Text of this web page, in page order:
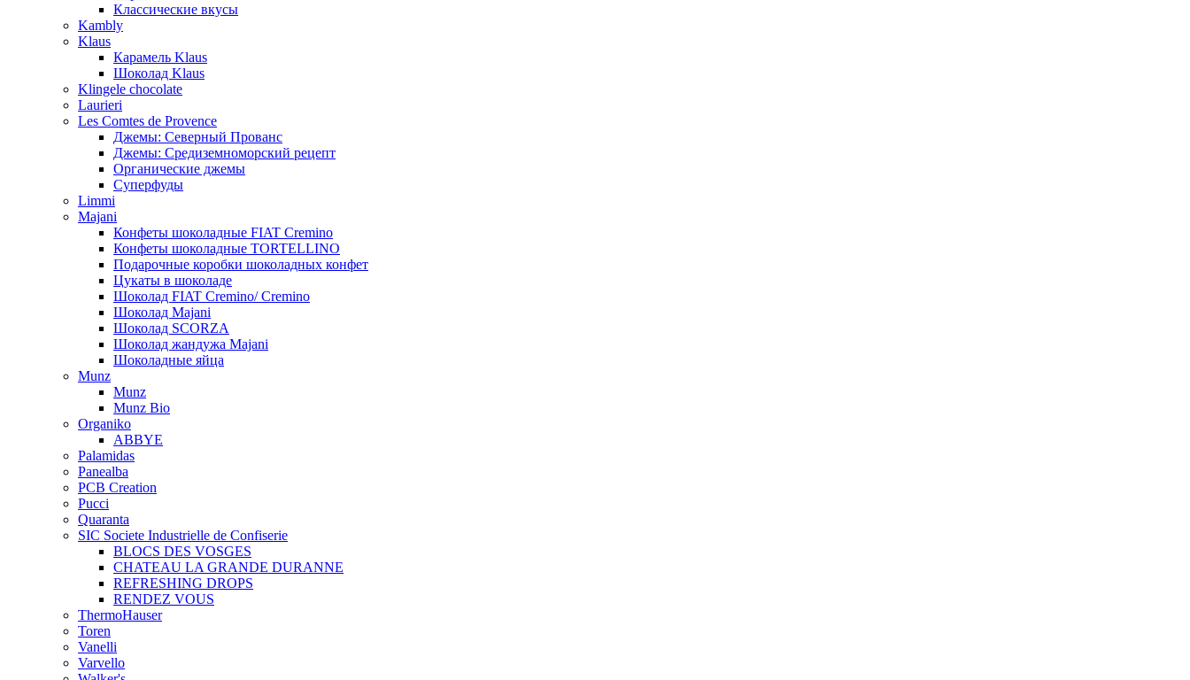
Классические вкусы
Kambly
Klaus
Карамель Klaus
Шоколад Klaus
Klingele chocolate
Laurieri
Les Comtes de Provence
Джемы: Северный Прованс
Джемы: Средиземноморский рецепт
Органические джемы
Суперфуды
Limmi
Majani
Конфеты шоколадные FIAT Cremino
Конфеты шоколадные TORTELLINO
Подарочные коробки шоколадных конфет
Цукаты в шоколаде
Шоколад FIAT Cremino/ Cremino
Шоколад Majani
Шоколад SCORZA
Шоколад жандужа Majani
Шоколадные яйца
Munz
Munz
Munz Bio
Organiko
ABBYE
Palamidas
Panealba
PCB Creation
Pucci
Quaranta
SIC Societe Industrielle de Confiserie
BLOCS DES VOSGES
CHATEAU LA GRANDE DURANNE
REFRESHING DROPS
RENDEZ VOUS
ThermoHauser
Toren
Vanelli
Varvello